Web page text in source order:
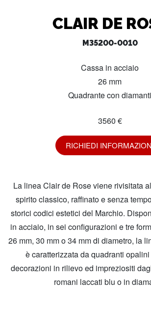
CLAIR DE
M35200-0010
Cassa in acciaio
26 mm
Quadrante con diamanti
3560 €
RICHIEDI
La linea Clair de Rose viene rivisitata
spirito classico, raffinato e senza
storici codici estetici del Marchio.
in acciaio, in sei configurazioni e tre
26 mm, 30 mm o 34 mm di diametro, la
è caratterizzata da quadranti
decorazioni in rilievo ed impreziositi
romani laccati blu o in